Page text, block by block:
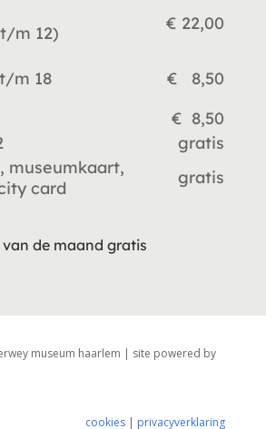
m 12) € 22,00
m 18
€ 8,50
€ 8,50
gratis
museumkaart,
card
gratis
de maand gratis
museum haarlem | site powered by
cookies | privacyverklaring